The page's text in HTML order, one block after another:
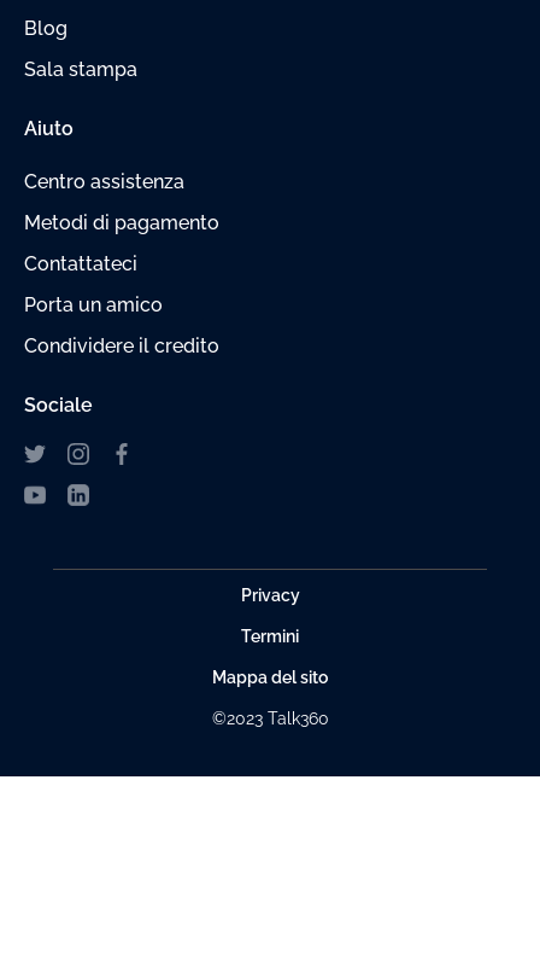
Blog
Sala stampa
Aiuto
Centro assistenza
Metodi di pagamento
Contattateci
Porta un amico
Condividere il credito
Sociale
Privacy
Termini
Mappa del sito
©2023 Talk360